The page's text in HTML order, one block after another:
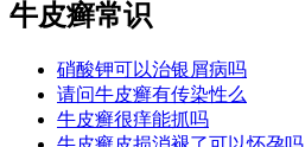
牛皮癣常识
硝酸钾可以治银屑病吗
请问牛皮癣有传染性么
牛皮癣很痒能抓吗